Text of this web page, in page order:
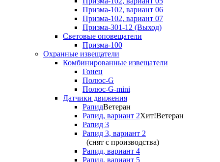
Призма-102, вариант 06
Призма-102, вариант 07
Призма-301-12 (Выход)
Световые оповещатели
Призма-100
Охранные извещатели
Комбинированные извещатели
Гонец
Полюс-G
Полюс-G-mini
Датчики движения
РапидВетеран
Рапид, вариант 2Хит!Ветеран
Рапид 3
Рапид 3, вариант 2
(снят с производства)
Рапид, вариант 4
Рапид, вариант 5